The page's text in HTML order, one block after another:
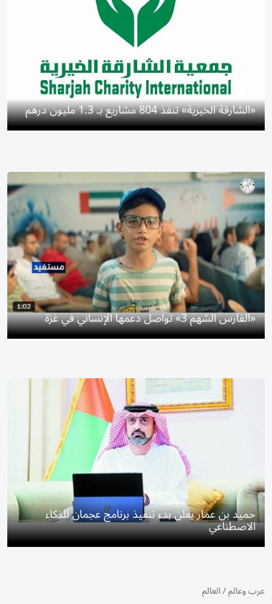
«الشارقة الخيرية» تنفذ 804 مشاريع بـ 1.3 مليون درهم
«الفارس الشهم 3» تواصل دعمها الإنساني في غزة
حميد بن عمار يعلن بدء تنفيذ برنامج عجمان للذكاء
الاصطناعي
عرب وعالم/العالم